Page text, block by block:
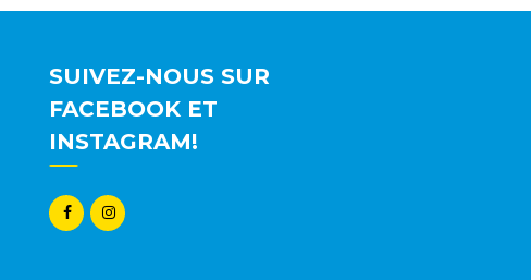
SUIVEZ-NOUS SUR
FACEBOOK ET
INSTAGRAM!